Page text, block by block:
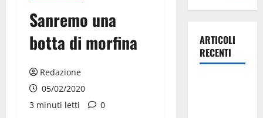
Sanremo una
botta di morfina
Redazione
05/02/2020
3 minuti letti
0
ARTICOLI
RECENTI